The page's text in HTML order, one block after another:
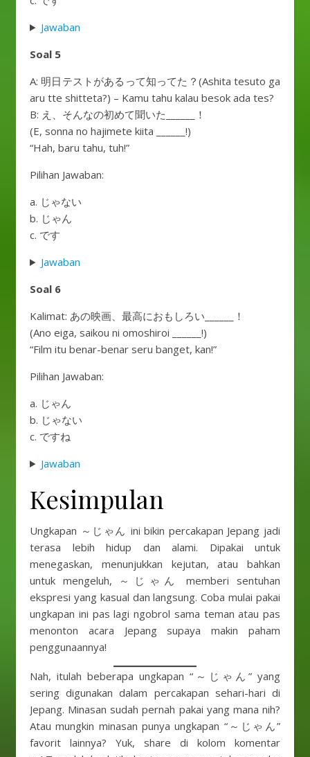
Jawaban
Soal 5
A: 明日テストがあるって知ってた？(Ashita tesuto ga
aru tte shitteta?) – Kamu tahu kalau besok ada tes?
B: え、そんなの初めて聞いた______！
(E, sonna no hajimete kiita ______!)
“Hah, baru tahu, tuh!”
Pilihan Jawaban:
a. じゃない
b. じゃん
c. です
Jawaban
Soal 6
Kalimat: あの映画、最高におもしろい______！
(Ano eiga, saikou ni omoshiroi ______!)
“Film itu benar-benar seru banget, kan!”
Pilihan Jawaban:
a. じゃん
b. じゃない
c. ですね
Jawaban
Kesimpulan
Ungkapan ～じゃん ini bikin percakapan Jepang jadi
terasa lebih hidup dan alami. Dipakai untuk
menegaskan, menunjukkan kejutan, atau bahkan
untuk mengeluh, ～じゃん memberi sentuhan
ekspresi yang kasual dan langsung. Coba mulai pakai
ungkapan ini pas lagi ngobrol sama teman atau pas
menonton acara Jepang supaya makin paham
penggunaannya!
Nah, itulah beberapa ungkapan “～じゃん” yang
sering digunakan dalam percakapan sehari-hari di
Jepang. Minasan sudah pernah pakai yang mana nih?
Atau mungkin minasan punya ungkapan “～じゃん”
favorit lainnya? Yuk, share di kolom komentar